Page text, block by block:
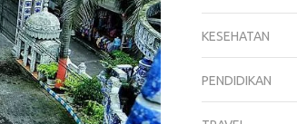
KESEHATAN
PENDIDIKAN